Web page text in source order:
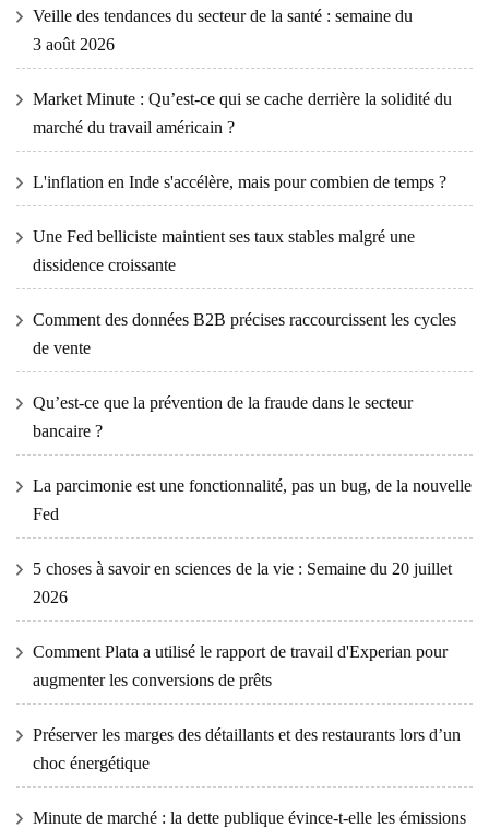
Veille des tendances du secteur de la santé : semaine du
3 août 2026
Market Minute : Qu’est-ce qui se cache derrière la solidité du
marché du travail américain ?
L'inflation en Inde s'accélère, mais pour combien de temps ?
Une Fed belliciste maintient ses taux stables malgré une
dissidence croissante
Comment des données B2B précises raccourcissent les cycles
de vente
Qu’est-ce que la prévention de la fraude dans le secteur
bancaire ?
La parcimonie est une fonctionnalité, pas un bug, de la nouvelle
Fed
5 choses à savoir en sciences de la vie : Semaine du 20 juillet
2026
Comment Plata a utilisé le rapport de travail d'Experian pour
augmenter les conversions de prêts
Préserver les marges des détaillants et des restaurants lors d’un
choc énergétique
Minute de marché : la dette publique évince-t-elle les émissions